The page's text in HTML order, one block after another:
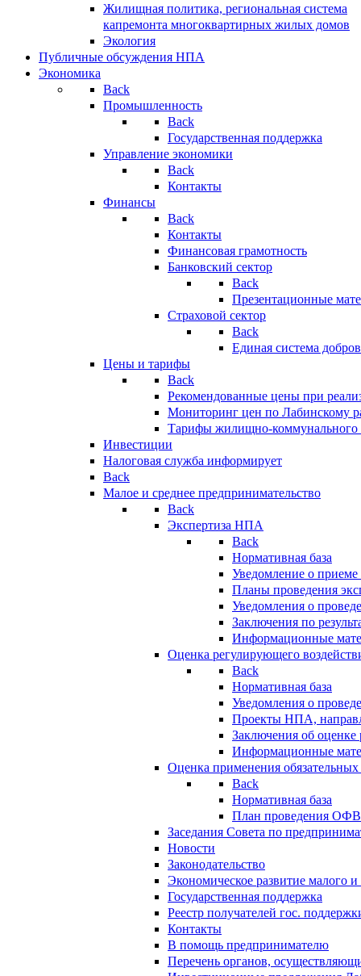
Жилищная политика, региональная система
капремонта многоквартирных жилых домов
Экология
Публичные обсуждения НПА
Экономика
Back
Промышленность
Back
Государственная поддержка
Управление экономики
Back
Контакты
Финансы
Back
Контакты
Финансовая грамотность
Банковский сектор
Back
Презентационные
Страховой сектор
Back
Единая система
Цены и тарифы
Back
Рекомендованные цены при
Мониторинг цен по Лабинскому
Тарифы жилищно-коммунального
Инвестиции
Налоговая служба информирует
Back
Малое и среднее предпринимательство
Back
Экспертиза НПА
Back
Нормативная база
Уведомление о
Планы проведения
Уведомления о
Заключения по
Информационные
Оценка регулирующего
Back
Нормативная база
Уведомления о
Проекты НПА,
Заключения об
Информационные
Оценка применения
Back
Нормативная база
План проведения
Заседания Совета по
Новости
Законодательство
Экономическое развитие малого и
Государственная поддержка
Реестр получателей гос.
Контакты
В помощь предпринимателю
Перечень органов,